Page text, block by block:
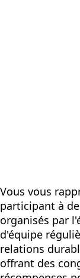
Vous vous
participant à
organisés par
d'équipe
relations
offrant des